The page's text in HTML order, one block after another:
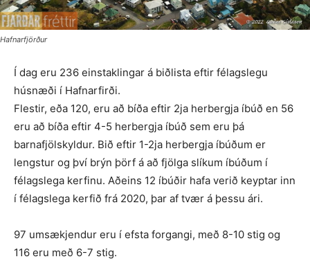
Hafnarfjörður
Í dag eru 236 einstaklingar á biðlista eftir félagslegu
húsnæði í Hafnarfirði.
Flestir, eða 120, eru að bíða eftir 2ja herbergja íbúð en 56
eru að bíða eftir 4-5 herbergja íbúð sem eru þá
barnafjölskyldur. Bið eftir 1-2ja herbergja íbúðum er
lengstur og því brýn þörf á að fjölga slíkum íbúðum í
félagslega kerfinu. Aðeins 12 íbúðir hafa verið keyptar inn
í félagslega kerfið frá 2020, þar af tvær á þessu ári.
97 umsækjendur eru í efsta forgangi, með 8-10 stig og
116 eru með 6-7 stig.